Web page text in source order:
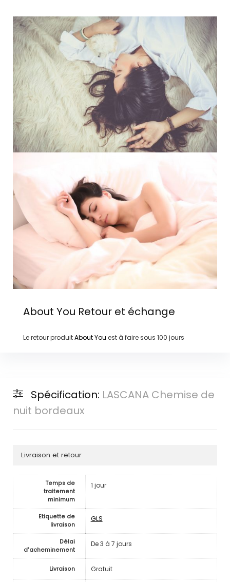
About You Retour et échange
Le retour produitAbout You est à faire sous 100 jours
Spécification: LASCANA Chemise de
nuit bordeaux
Livraison et retour
Temps de
traitement
minimum
1 jour
Etiquette de
livraison
GLS
Délai
d'acheminement
De 3 à 7 jours
Livraison Gratuit